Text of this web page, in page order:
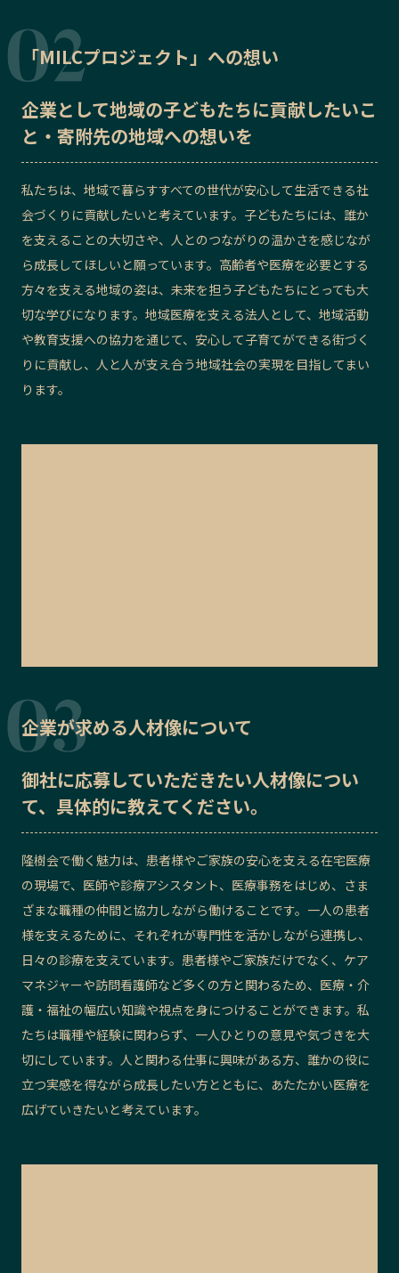
「MILCプロジェクト」への想い
企業として地域の子どもたちに貢献したいこ
と・寄附先の地域への想いを
私たちは、地域で暮らすすべての世代が安心して生活できる社
会づくりに貢献したいと考えています。子どもたちには、誰か
を支えることの大切さや、人とのつながりの温かさを感じなが
ら成長してほしいと願っています。高齢者や医療を必要とする
方々を支える地域の姿は、未来を担う子どもたちにとっても大
切な学びになります。地域医療を支える法人として、地域活動
や教育支援への協力を通じて、安心して子育てができる街づく
りに貢献し、人と人が支え合う地域社会の実現を目指してまい
ります。
企業が求める人材像について
御社に応募していただきたい人材像につい
て、具体的に教えてください。
隆樹会で働く魅力は、患者様やご家族の安心を支える在宅医療
の現場で、医師や診療アシスタント、医療事務をはじめ、さま
ざまな職種の仲間と協力しながら働けることです。一人の患者
様を支えるために、それぞれが専門性を活かしながら連携し、
日々の診療を支えています。患者様やご家族だけでなく、ケア
マネジャーや訪問看護師など多くの方と関わるため、医療・介
護・福祉の幅広い知識や視点を身につけることができます。私
たちは職種や経験に関わらず、一人ひとりの意見や気づきを大
切にしています。人と関わる仕事に興味がある方、誰かの役に
立つ実感を得ながら成長したい方とともに、あたたかい医療を
広げていきたいと考えています。